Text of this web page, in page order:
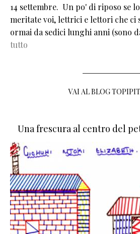
14 settembre. Un po' di riposo se
meritate voi, lettrici e lettori che ci
ormai da sedici lunghi anni (sono
tutto
VAI AL BLOG
Una frescura al centro del